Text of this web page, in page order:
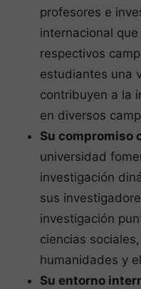
profesores e
internacional
respectivos
estudiantes una
contribuyen a la
en diversos
Su compromiso
universidad
investigación
sus
investigación
ciencias
humanidades y
Su entorno